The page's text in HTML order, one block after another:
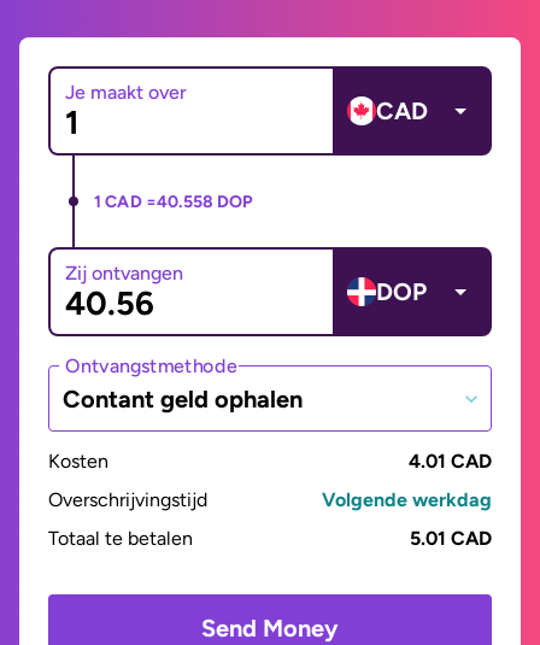
Je maakt over
CAD
1 CAD =40.558 DOP
Zij ontvangen
DOP
Ontvangstmethode
Contant geld ophalen
Kosten
4.01 CAD
Overschrijvingstijd
Volgende werkdag
Totaal te betalen
5.01 CAD
Send Money